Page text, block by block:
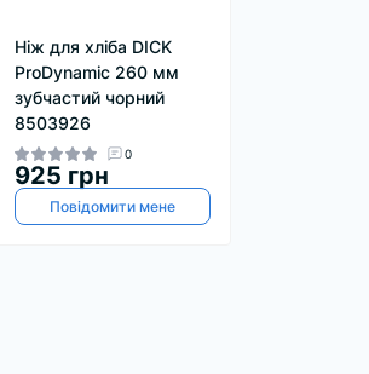
Ніж для хліба DICK
ProDynamic 260 мм
зубчастий чорний
8503926
0
925 грн
Повідомити мене